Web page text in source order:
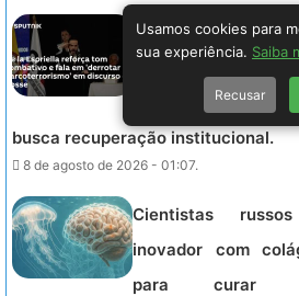
Novo presidente da
la Espriella,
narcoterrorismo
busca recuperação institucional.
8 de agosto de 2026 - 01:07.
Cientistas
inovador com
para curar
Usamos cookies para
sua experiência. Saiba
Recusar